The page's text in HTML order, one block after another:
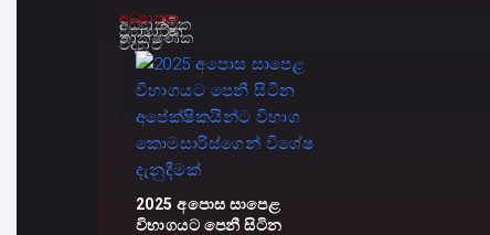
අධ්‍යාපන
අධ්‍යාත්මික
ව්‍යාපාරික
තාක්ෂණික
විද්‍යාව
2025 අපොස සාපෙළ
විභාගයට පෙනී සිටින